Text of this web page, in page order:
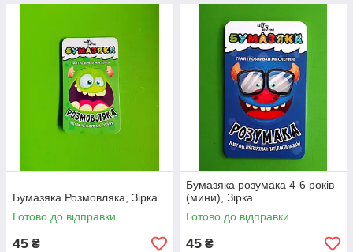
Бумазяка Розмовляка, Зірка
Готово до відправки
45 ₴
Бумазяка розумака 4-6 років
(мини), Зірка
Готово до відправки
45 ₴